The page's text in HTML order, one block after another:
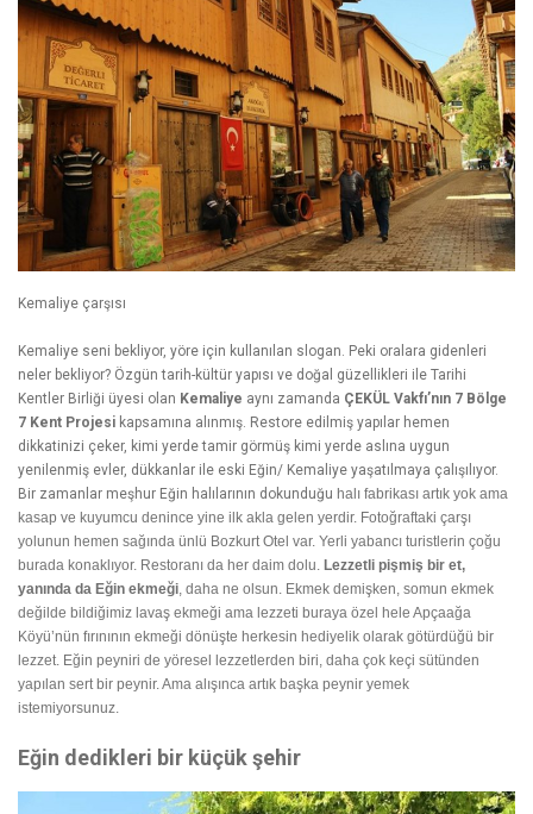
Kemaliye çarşısı
Kemaliye seni bekliyor, yöre için kullanılan slogan. Peki oralara gidenleri
neler bekliyor? Özgün tarih-kültür yapısı ve doğal güzellikleri ile Tarihi
Kentler Birliği üyesi olan Kemaliye aynı zamanda ÇEKÜL Vakfı’nın 7 Bölge
7 Kent Projesi kapsamına alınmış. Restore edilmiş yapılar hemen
dikkatinizi çeker, kimi yerde tamir görmüş kimi yerde aslına uygun
yenilenmiş evler, dükkanlar ile eski Eğin/ Kemaliye yaşatılmaya çalışılıyor.
Bir zamanlar meşhur Eğin halılarının dokunduğu halı fabrikası artık yok ama
kasap ve kuyumcu denince yine ilk akla gelen yerdir. Fotoğraftaki çarşı
yolunun hemen sağında ünlü Bozkurt Otel var. Yerli yabancı turistlerin çoğu
burada konaklıyor. Restoranı da her daim dolu. Lezzetli pişmiş bir et,
yanında da Eğin ekmeği, daha ne olsun. Ekmek demişken, somun ekmek
değilde bildiğimiz lavaş ekmeği ama lezzeti buraya özel hele Apçaağa
Köyü’nün fırınının ekmeği dönüşte herkesin hediyelik olarak götürdüğü bir
lezzet. Eğin peyniri de yöresel lezzetlerden biri, daha çok keçi sütünden
yapılan sert bir peynir. Ama alışınca artık başka peynir yemek
istemiyorsunuz.
Eğin dedikleri bir küçük şehir